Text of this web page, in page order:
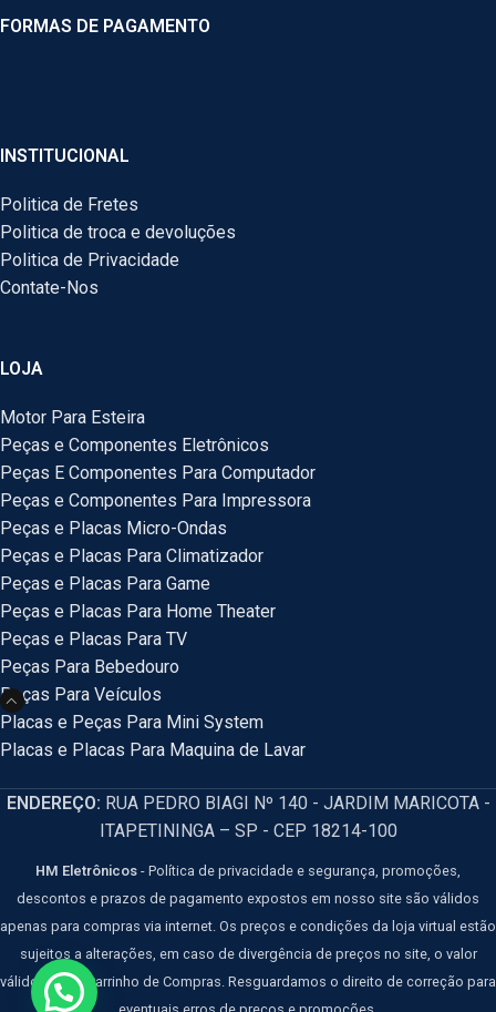
FORMAS DE PAGAMENTO
INSTITUCIONAL
Politica de Fretes
Politica de troca e devoluções
Politica de Privacidade
Contate-Nos
LOJA
Motor Para Esteira
Peças e Componentes Eletrônicos
Peças E Componentes Para Computador
Peças e Componentes Para Impressora
Peças e Placas Micro-Ondas
Peças e Placas Para Climatizador
Peças e Placas Para Game
Peças e Placas Para Home Theater
Peças e Placas Para TV
Peças Para Bebedouro
Peças Para Veículos
Placas e Peças Para Mini System
Placas e Placas Para Maquina de Lavar
ENDEREÇO: RUA PEDRO BIAGI Nº 140 - JARDIM MARICOTA -
ITAPETININGA – SP - CEP 18214-100
HM Eletrônicos - Política de privacidade e segurança, promoções,
descontos e prazos de pagamento expostos em nosso site são válidos
apenas para compras via internet. Os preços e condições da loja virtual estão
sujeitos a alterações, em caso de divergência de preços no site, o valor
válido é o do Carrinho de Compras. Resguardamos o direito de correção para